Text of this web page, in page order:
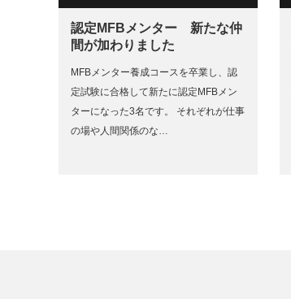
認定MFBメンター 新たな仲
間が加わりました
MFBメンター養成コースを卒業し、認
定試験に合格して新たに認定MFBメン
ターになった3名です。 それぞれが仕事
の場や人間関係のな…